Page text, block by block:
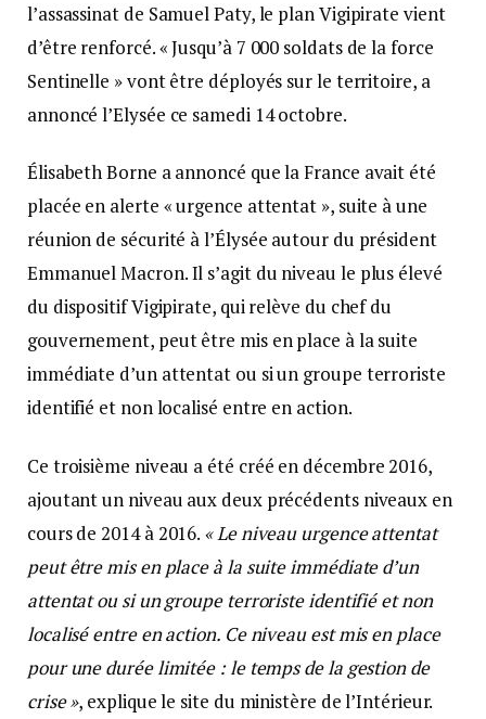
l’assassinat de Samuel Paty, le plan Vigipirate vient
d’être renforcé. « Jusqu’à 7 000 soldats de la force
Sentinelle » vont être déployés sur le territoire, a
annoncé l’Elysée ce samedi 14 octobre.
Élisabeth Borne a annoncé que la France avait été
placée en alerte « urgence attentat », suite à une
réunion de sécurité à l’Élysée autour du président
Emmanuel Macron. Il s’agit du niveau le plus élevé
du dispositif Vigipirate, qui relève du chef du
gouvernement, peut être mis en place à la suite
immédiate d’un attentat ou si un groupe terroriste
identifié et non localisé entre en action.
Ce troisième niveau a été créé en décembre 2016,
ajoutant un niveau aux deux précédents niveaux en
cours de 2014 à 2016. « Le niveau urgence attentat
peut être mis en place à la suite immédiate d’un
attentat ou si un groupe terroriste identifié et non
localisé entre en action. Ce niveau est mis en place
pour une durée limitée : le temps de la gestion de
crise », explique le site du ministère de l’Intérieur.